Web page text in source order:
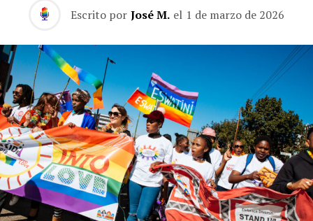
Escrito por José M. el 1 de marzo de 2026